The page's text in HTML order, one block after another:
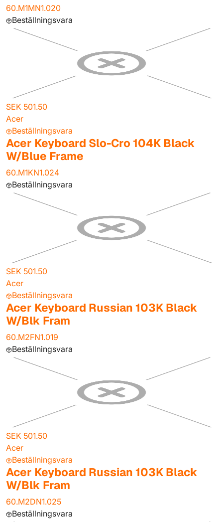
60.M1MN1.020
Beställningsvara
SEK 501.50
Acer
Beställningsvara
Acer Keyboard Slo-Cro 104K Black
W/Blue Frame
60.M1KN1.024
Beställningsvara
SEK 501.50
Acer
Beställningsvara
Acer Keyboard Russian 103K Black
W/Blk Fram
60.M2FN1.019
Beställningsvara
SEK 501.50
Acer
Beställningsvara
Acer Keyboard Russian 103K Black
W/Blk Fram
60.M2DN1.025
Beställningsvara